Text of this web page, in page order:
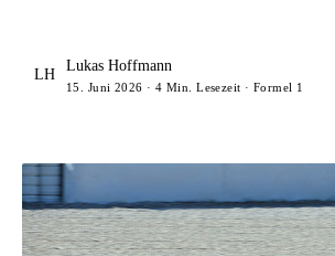
LH
Lukas Hoffmann
15. Juni 2026 · 4 Min. Lesezeit · Formel 1